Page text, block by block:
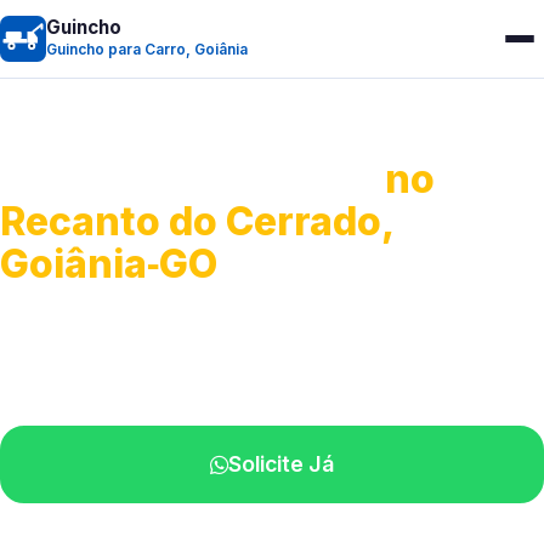
Guincho
Guincho para Carro, Goiânia
no
Recanto do Cerrado,
Goiânia‑GO
Solicite Já